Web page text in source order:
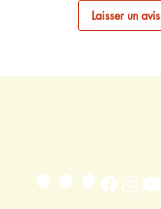
Laisser un avis
...